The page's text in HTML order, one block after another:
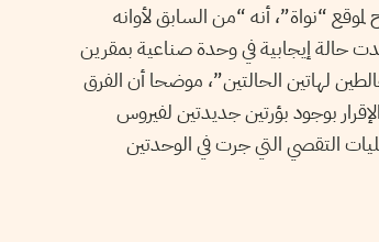
“نواة”، أنه “من السابق لأوانه
حالة إيجابية في وحدة صناعية بمقرين
لهاتين الحالتين”، موضحا أن الفرق
بوجود بؤرتين جديدتين لفيروس
التقصي التي جرت في الوحدتين